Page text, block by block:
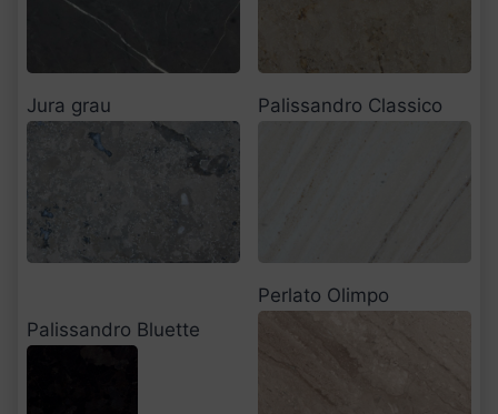
Jura grau Palissandro Classico
Palissandro Bluette
Perlato Olimpo